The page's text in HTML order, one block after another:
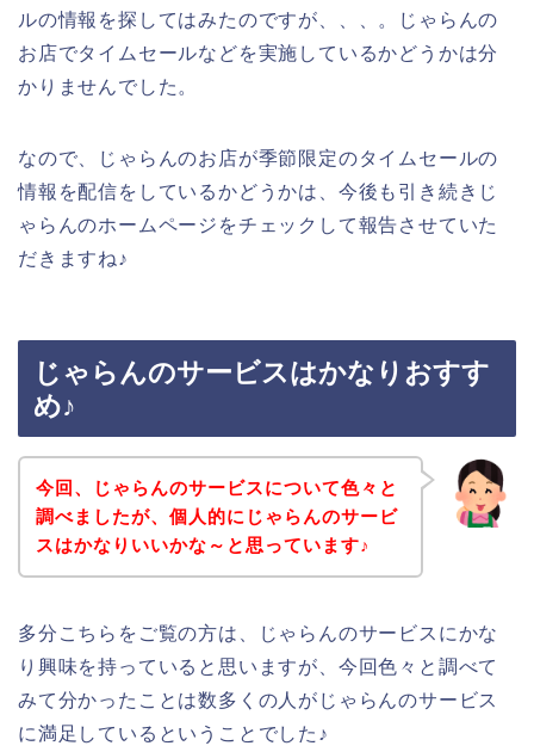
ルの情報を探してはみたのですが、、、。じゃらんの
お店でタイムセールなどを実施しているかどうかは分
かりませんでした。
なので、じゃらんのお店が季節限定のタイムセールの
情報を配信をしているかどうかは、今後も引き続きじ
ゃらんのホームページをチェックして報告させていた
だきますね♪
じゃらんのサービスはかなりおすす
め♪
今回、じゃらんのサービスについて色々と
調べましたが、個人的にじゃらんのサービ
スはかなりいいかな～と思っています♪
多分こちらをご覧の方は、じゃらんのサービスにかな
り興味を持っていると思いますが、今回色々と調べて
みて分かったことは数多くの人がじゃらんのサービス
に満足しているということでした♪